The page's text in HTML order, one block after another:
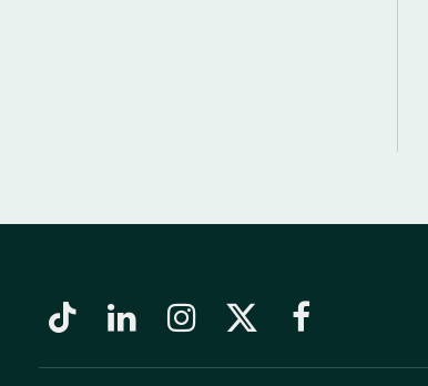
فيسبوك X
الانستغراملينكدإن تيكتوك